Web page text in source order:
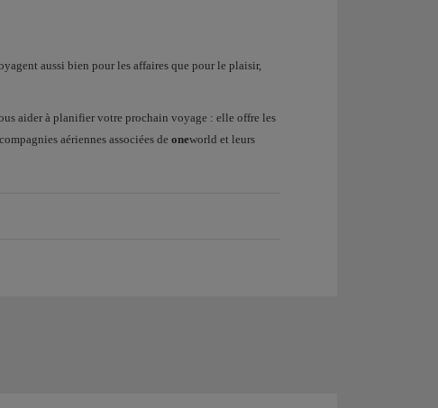
aussi bien pour les affaires que pour le plaisir,
aider à planifier votre prochain voyage : elle offre les
aériennes associées de oneworld et leurs